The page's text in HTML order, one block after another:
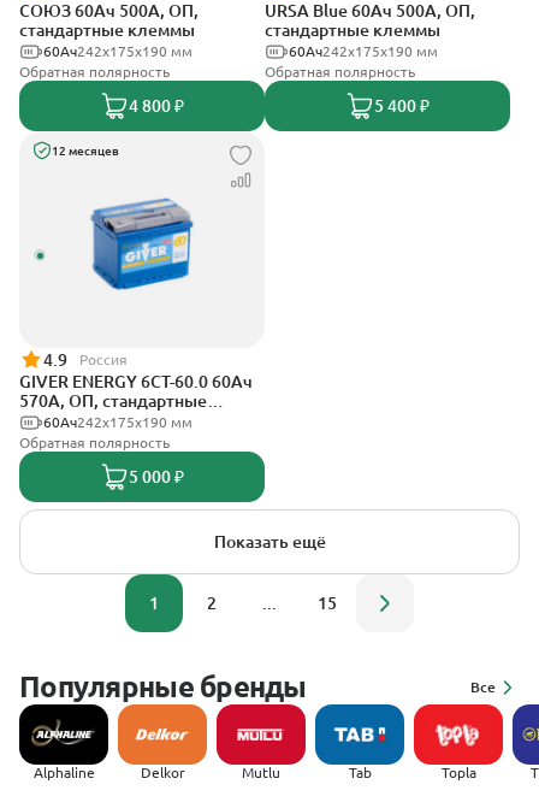
СОЮЗ 60Ач 500А, ОП,
стандартные клеммы
242x175x190 мм
60Ач
Обратная полярность
4 800 ₽
URSA Blue 60Ач 500А, ОП,
стандартные клеммы
242х175х190 мм
60Ач
Обратная полярность
5 400 ₽
12 месяцев
4.9 Россия
GIVER ENERGY 6СТ-60.0 60Ач
570А, ОП, стандартные
клеммы242х175х190 мм
60Ач
Обратная полярность
5 000 ₽
Показать ещё
1 2 15
Популярные бренды Все
Alphaline Delkor Mutlu Tab Topla